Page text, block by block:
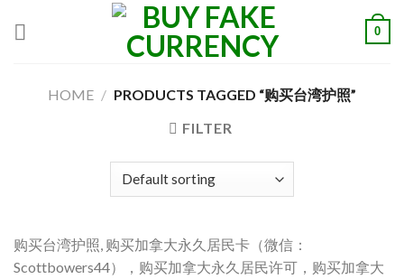
0
HOME / PRODUCTS TAGGED “购买台湾护照”
FILTER
购买台湾护照, 购买加拿大永久居民卡（微信：
Scottbowers44），购买加拿大永久居民许可，购买加拿大